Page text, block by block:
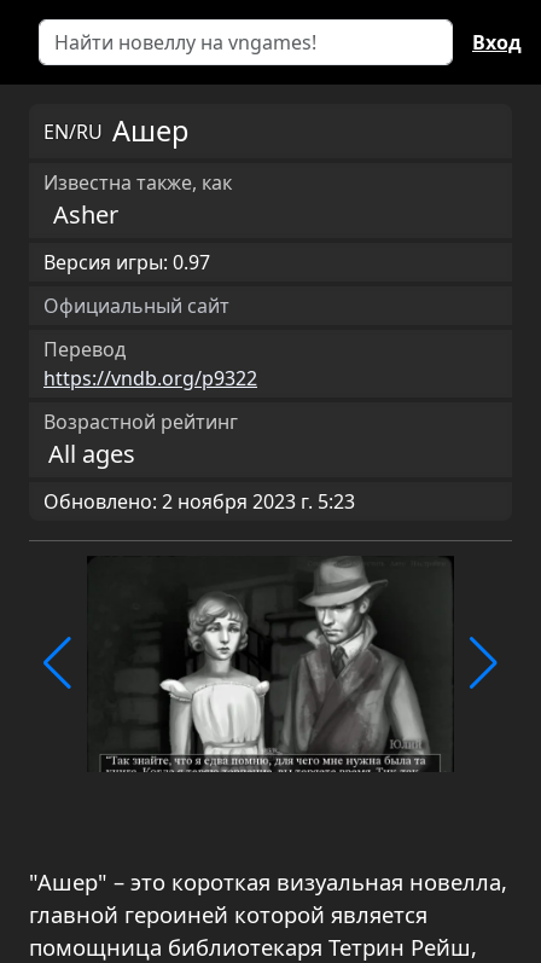
Вход
EN/RU Ашер
Известна также, как
Asher
Версия игры: 0.97
Официальный сайт
Перевод
https://vndb.org/p9322
Возрастной рейтинг
All ages
Обновлено: 2 ноября 2023 г. 5:23
"Ашер" – это короткая визуальная новелла,
главной героиней которой является
помощница библиотекаря Тетрин Рейш,